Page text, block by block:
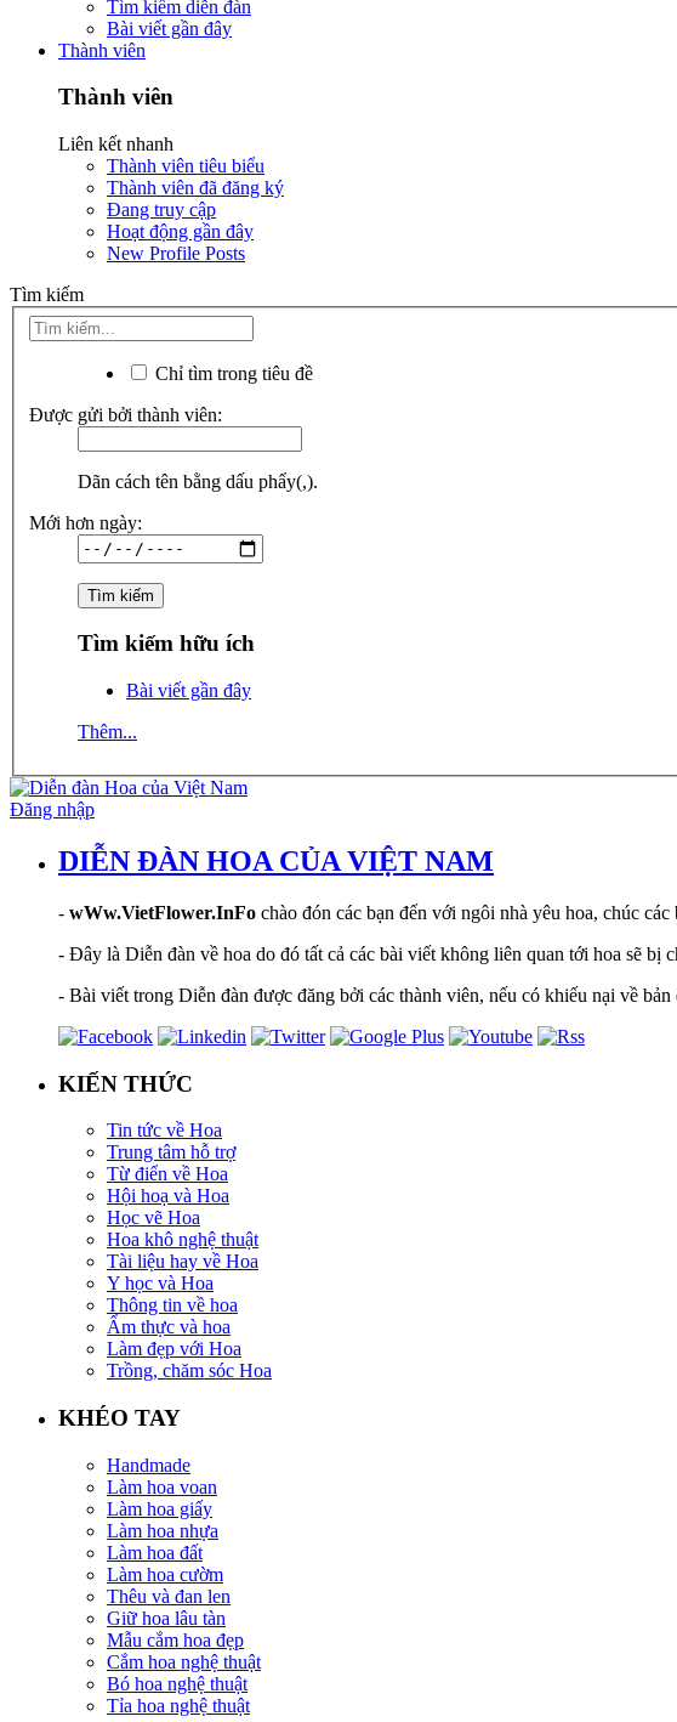
Tìm kiếm diễn đàn
Bài viết gần đây
Thành viên
Thành viên
Liên kết nhanh
Thành viên tiêu biểu
Thành viên đã đăng ký
Đang truy cập
Hoạt động gần đây
New Profile Posts
Tìm kiếm
Chỉ tìm trong tiêu đề
Được gửi bởi thành viên:
Dãn cách tên bằng dấu phẩy(,).
Mới hơn ngày:
Tìm kiếm hữu ích
Bài viết gần đây
Thêm...
Đăng nhập
DIỄN ĐÀN HOA CỦA VIỆT NAM
- wWw.VietFlower.InFo chào đón các bạn đến với ngôi nhà yêu hoa, chúc
- Đây là Diễn đàn về hoa do đó tất cả các bài viết không liên quan tới hoa sẽ bị
- Bài viết trong Diễn đàn được đăng bởi các thành viên, nếu có khiếu nại về
KIẾN THỨC
Tin tức về Hoa
Trung tâm hỗ trợ
Từ điển về Hoa
Hội hoạ và Hoa
Học vẽ Hoa
Hoa khô nghệ thuật
Tài liệu hay về Hoa
Y học và Hoa
Thông tin về hoa
Ẩm thực và hoa
Làm đẹp với Hoa
Trồng, chăm sóc Hoa
KHÉO TAY
Handmade
Làm hoa voan
Làm hoa giấy
Làm hoa nhựa
Làm hoa đất
Làm hoa cườm
Thêu và đan len
Giữ hoa lâu tàn
Mẫu cắm hoa đẹp
Cắm hoa nghệ thuật
Bó hoa nghệ thuật
Tỉa hoa nghệ thuật